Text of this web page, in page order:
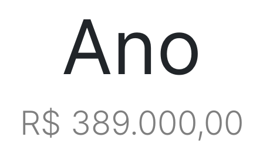
Ano
R$ 389.000,00